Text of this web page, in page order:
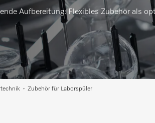
Aufbereitung: Flexibles Zubehör als
Zubehör für Laborspüler